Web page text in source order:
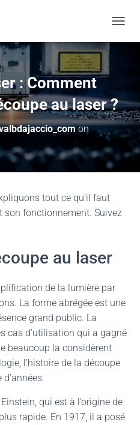
: Comment
au laser ?
on
tout ce qu’il faut
son fonctionnement. Suivez
au laser
de la lumière par
La forme abrégée est une
grand public. La
cas d’utilisation qui a gagné
beaucoup la considèrent
l’histoire de la découpe
qui est à l’origine de
rapide. En 1917, il a posé